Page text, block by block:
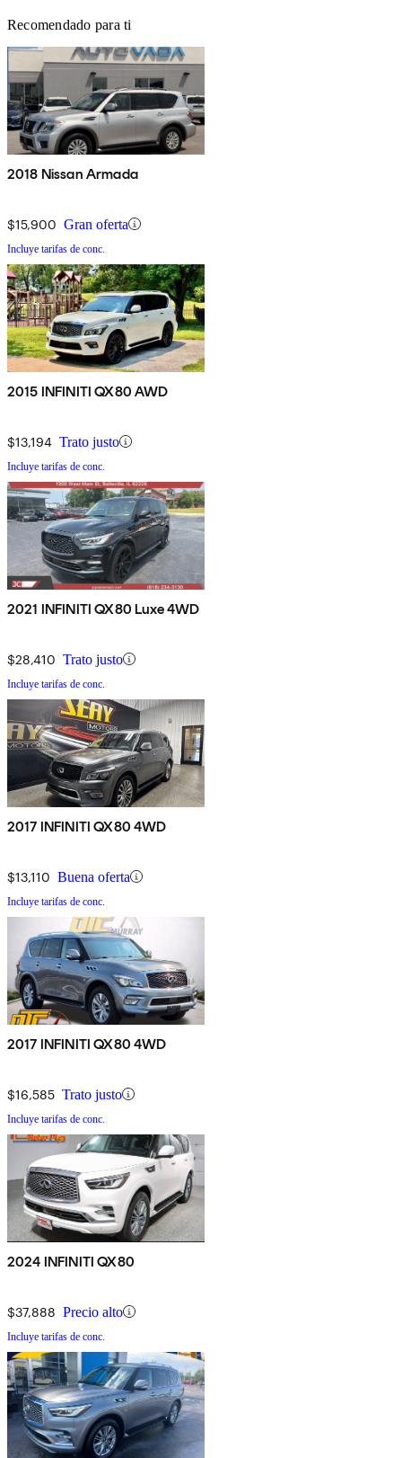
Recomendado para ti
2018 Nissan Armada
$15,900 Gran oferta
Incluye tarifas de conc.
2015 INFINITI QX80 AWD
$13,194 Trato justo
Incluye tarifas de conc.
2021 INFINITI QX80 Luxe 4WD
$28,410 Trato justo
Incluye tarifas de conc.
2017 INFINITI QX80 4WD
$13,110 Buena oferta
Incluye tarifas de conc.
2017 INFINITI QX80 4WD
$16,585 Trato justo
Incluye tarifas de conc.
2024 INFINITI QX80
$37,888 Precio alto
Incluye tarifas de conc.